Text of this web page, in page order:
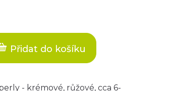
Přidat do košíku
- krémové, růžové, cca 6-